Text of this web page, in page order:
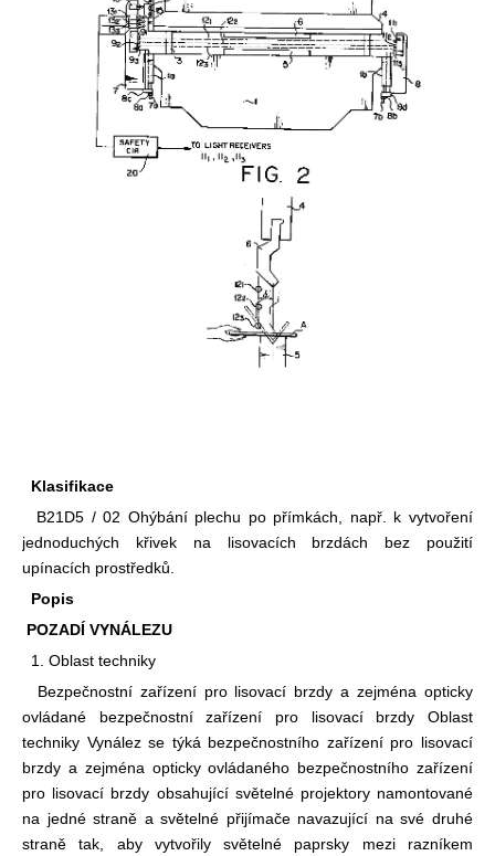
Klasifikace
B21D5 / 02 Ohýbání plechu po přímkách, např. k vytvoření
jednoduchých křivek na lisovacích brzdách bez použití
upínacích prostředků.
Popis
POZADÍ VYNÁLEZU
1. Oblast techniky
Bezpečnostní zařízení pro lisovací brzdy a zejména opticky
ovládané bezpečnostní zařízení pro lisovací brzdy Oblast
techniky Vynález se týká bezpečnostního zařízení pro lisovací
brzdy a zejména opticky ovládaného bezpečnostního zařízení
pro lisovací brzdy obsahující světelné projektory namontované
na jedné straně a světelné přijímače navazující na své druhé
straně tak, aby vytvořily světelné paprsky mezi razníkem